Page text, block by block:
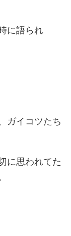
に語られ
ガイコツたち
に思われてた